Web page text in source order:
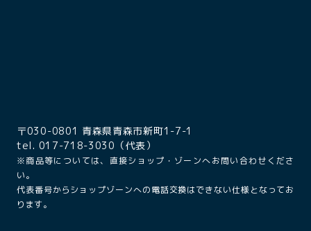
〒030-0801 青森県青森市新町1-7-1
tel. 017-718-3030（代表）
※商品等については、直接ショップ・ゾーンへお問い合わせくださ
い。
代表番号からショップゾーンへの電話交換はできない仕様となってお
ります。